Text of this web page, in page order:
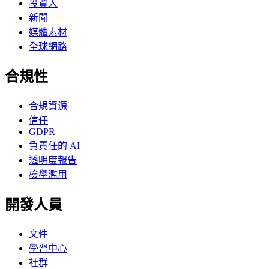
投資人
新聞
媒體素材
全球網路
合規性
合規資源
信任
GDPR
負責任的 AI
透明度報告
檢舉濫用
開發人員
文件
學習中心
社群